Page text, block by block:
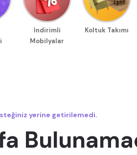
İndirimli
Mobilyalar
Koltuk Takımı
yerine getirilemedi.